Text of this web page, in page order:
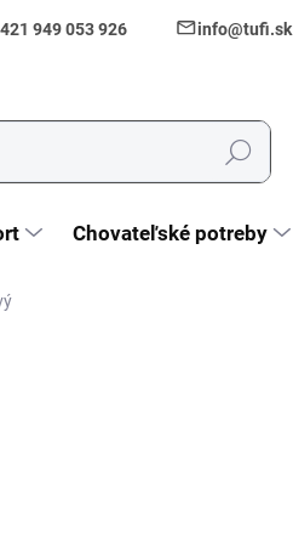
949 053 926 info@tufi.sk
Hľadať
Chovateľské potreby